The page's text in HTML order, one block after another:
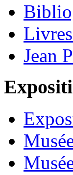
Jean